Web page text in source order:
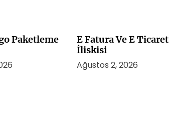
Paketleme
E Fatura Ve E Ticaret
İliskisi
Ağustos 2, 2026